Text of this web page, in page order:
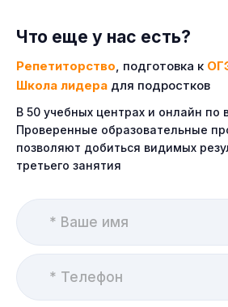
Что еще у нас есть?
Репетиторство, подготовка к
Школа лидера для подростков
В 50 учебных центрах и онлайн по
Проверенные образовательные
позволяют добиться видимых
третьего занятия